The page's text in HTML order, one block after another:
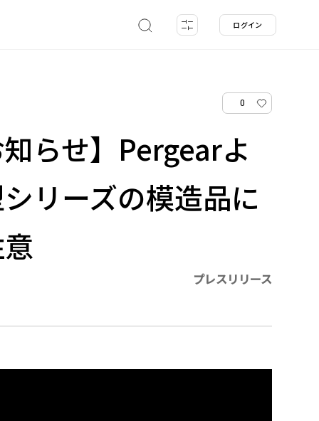
ログイン
0
らせ】Pergearよ
リーズの模造品に
プレスリリース